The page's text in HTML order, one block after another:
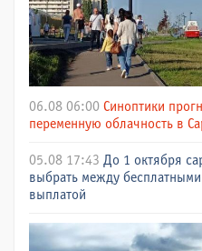
06.08 06:00 Синоптики
переменную облачность в
05.08 17:43 До 1 октября
выбрать между
выплатой